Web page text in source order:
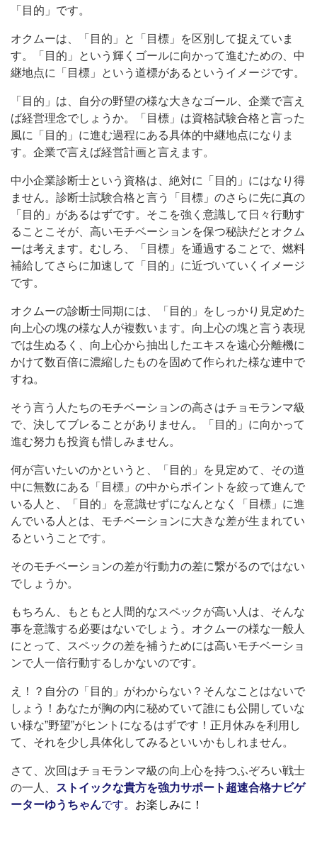
「目的」です。
オクムーは、「目的」と「目標」を区別して捉えていま
す。「目的」という輝くゴールに向かって進むための、中
継地点に「目標」という道標があるというイメージです。
「目的」は、自分の野望の様な大きなゴール、企業で言え
ば経営理念でしょうか。「目標」は資格試験合格と言った
風に「目的」に進む過程にある具体的中継地点になりま
す。企業で言えば経営計画と言えます。
中小企業診断士という資格は、絶対に「目的」にはなり得
ません。診断士試験合格と言う「目標」のさらに先に真の
「目的」があるはずです。そこを強く意識して日々行動す
ることこそが、高いモチベーションを保つ秘訣だとオクム
ーは考えます。むしろ、「目標」を通過することで、燃料
補給してさらに加速して「目的」に近づいていくイメージ
です。
オクムーの診断士同期には、「目的」をしっかり見定めた
向上心の塊の様な人が複数います。向上心の塊と言う表現
では生ぬるく、向上心から抽出したエキスを遠心分離機に
かけて数百倍に濃縮したものを固めて作られた様な連中で
すね。
そう言う人たちのモチベーションの高さはチョモランマ級
で、決してブレることがありません。「目的」に向かって
進む努力も投資も惜しみません。
何が言いたいのかというと、「目的」を見定めて、その道
中に無数にある「目標」の中からポイントを絞って進んで
いる人と、「目的」を意識せずになんとなく「目標」に進
んでいる人とは、モチベーションに大きな差が生まれてい
るということです。
そのモチベーションの差が行動力の差に繋がるのではない
でしょうか。
もちろん、もともと人間的なスペックが高い人は、そんな
事を意識する必要はないでしょう。オクムーの様な一般人
にとって、スペックの差を補うためには高いモチベーショ
ンで人一倍行動するしかないのです。
え！？自分の「目的」がわからない？そんなことはないで
しょう！あなたが胸の内に秘めていて誰にも公開していな
い様な”野望”がヒントになるはずです！正月休みを利用し
て、それを少し具体化してみるといいかもしれません。
さて、次回はチョモランマ級の向上心を持つふぞろい戦士
の一人、
ストイックな貴方を強力サポート超速合格ナビゲ
ーターゆうちゃんです。 お楽しみに！